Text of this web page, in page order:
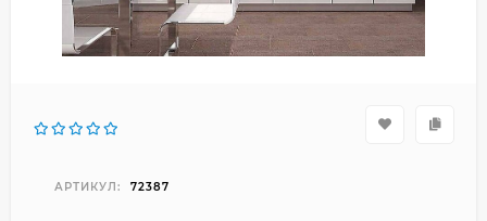
АРТИКУЛ: 72387